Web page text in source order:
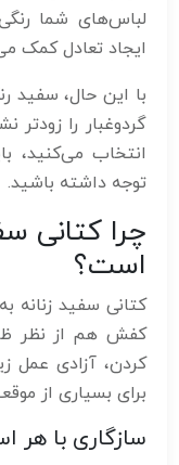
لباس‌های شما
ایجاد تعادل کمک
با این حال، سفید
گردوغبار را زودتر
انتخاب می‌کنید،
توجه داشته باشید.
چرا کتانی
است؟
کتانی سفید زنانه
کفش هم از نظر
کردن، آزادی عمل
برای بسیاری از
سازگاری با هر